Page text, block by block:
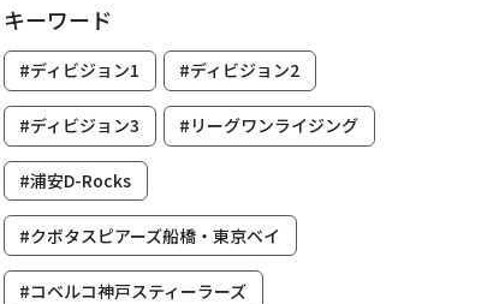
キーワード
#ディビジョン1 #ディビジョン2
#ディビジョン3 #リーグワンライジング
#浦安D-Rocks
#クボタスピアーズ船橋・東京ベイ
#コベルコ神戸スティーラーズ